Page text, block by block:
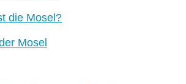
die Mosel?
Mosel